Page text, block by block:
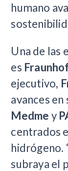
humano
Una de las
es
ejecutivo,
avances
Medme y
centrados
hidrógeno.
subraya el